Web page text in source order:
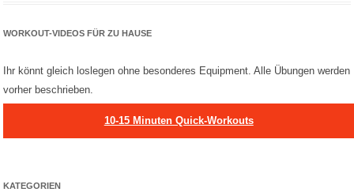
WORKOUT-VIDEOS FÜR ZU HAUSE
Ihr könnt gleich loslegen ohne besonderes Equipment. Alle Übungen werden
vorher beschrieben.
10-15 Minuten Quick-Workouts
KATEGORIEN